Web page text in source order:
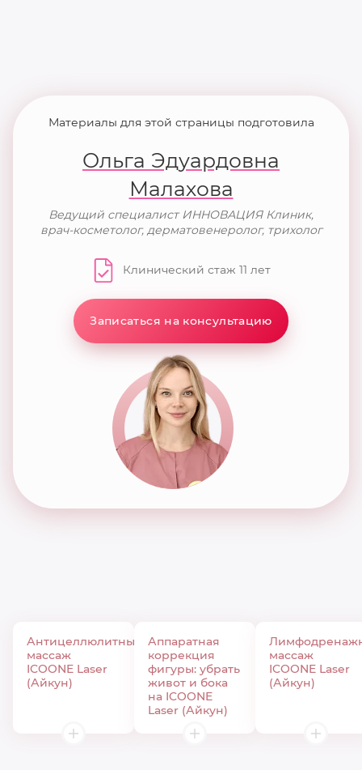
Материалы для этой страницы подготовила
Ольга Эдуардовна
Малахова
Ведущий специалист ИННОВАЦИЯ Клиник,
врач-косметолог, дерматовенеролог, трихолог
Клинический стаж 11 лет
Записаться на консультацию
Антицеллюлитный
массаж
ICOONE Laser
(Айкун)
Аппаратная
коррекция
фигуры: убрать
живот и бока
на ICOONE
Laser (Айкун)
массаж
ICOONE Laser
(Айкун)